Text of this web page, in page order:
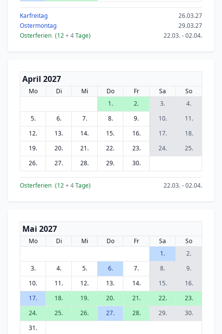
Karfreitag
26.03.27
Ostermontag
29.03.27
Osterferien (12+ 4Tage) 22.03. - 02.04.
April 2027
Mo Di Mi Do Fr Sa
So
1.
2. 3.
4.
5.
6. 7. 8. 9. 10.
11.
12.
13. 14. 15. 16. 17.
18.
19.
20. 21. 22. 23. 24.
25.
26.
27. 28. 29. 30.
Osterferien (12+ 4Tage) 22.03. - 02.04.
Mai 2027
Mo Di Mi Do Fr Sa
So
1.
2.
3.
4. 5. 6. 7. 8.
9.
10.
11. 12. 13. 14. 15.
16.
17.
18. 19. 20. 21. 22.
23.
24.
25. 26. 27. 28. 29.
30.
31.